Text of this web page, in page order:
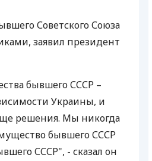
КЕШБЭКА
Советского Союза
заявил президент
бывшего СССР –
Украины, и
решения. Мы никогда
бывшего СССР
СССР", - сказал он